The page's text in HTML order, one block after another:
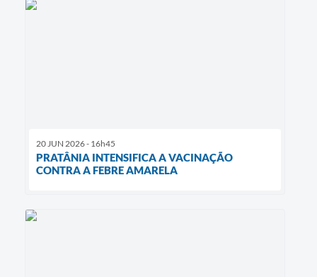
20 JUN 2026 - 16h45
PRATÂNIA INTENSIFICA A VACINAÇÃO
CONTRA A FEBRE AMARELA